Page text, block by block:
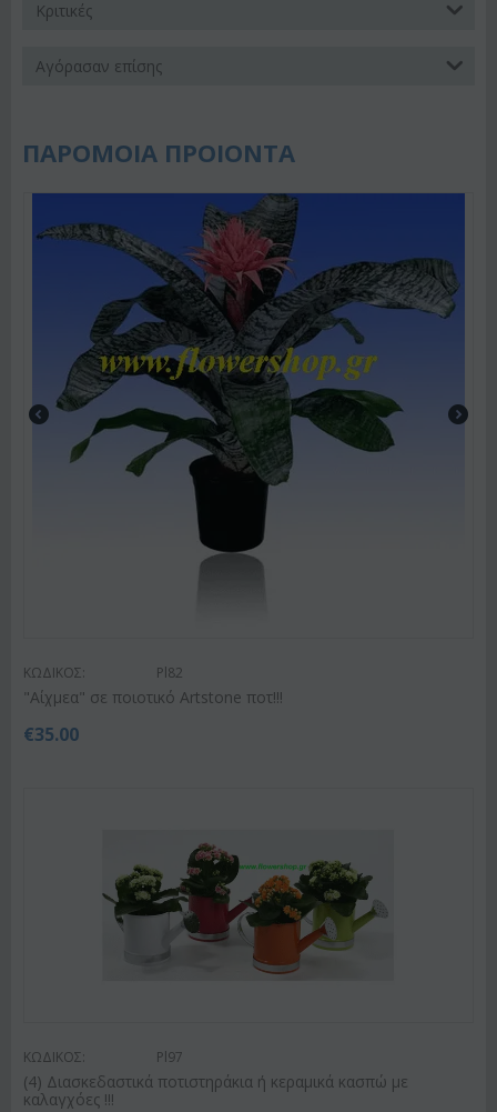
Κριτικές
Αγόρασαν επίσης
ΠΑΡΟΜΟΙΑ ΠΡΟΙΟΝΤΑ
ΚΩΔΙΚΟΣ: Pl82
"Αίχμεα" σε ποιοτικό Artstone ποτ!!!
€35.00
ΚΩΔΙΚΟΣ: Pl97
(4) Διασκεδαστικά ποτιστηράκια ή κεραμικά κασπώ με
καλαγχόες !!!